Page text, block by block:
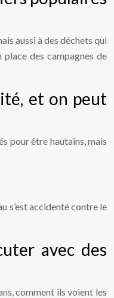
aussi à des déchets qui
des campagnes de
et on peut
pour être hautains, mais
s’est accidenté contre le
avec des
comment ils voient les